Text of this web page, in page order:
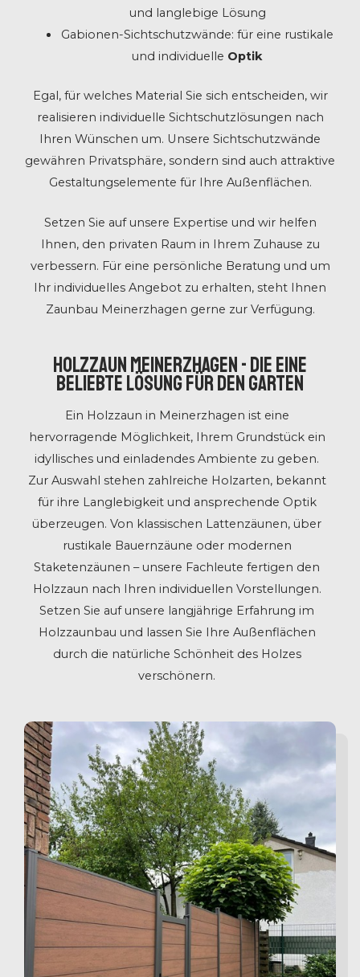
und langlebige Lösung
Gabionen-Sichtschutzwände: für eine rustikale
und individuelle Optik
Egal, für welches Material Sie sich entscheiden, wir
realisieren individuelle Sichtschutzlösungen nach
Ihren Wünschen um. Unsere Sichtschutzwände
gewähren Privatsphäre, sondern sind auch attraktive
Gestaltungselemente für Ihre Außenflächen.
Setzen Sie auf unsere Expertise und wir helfen
Ihnen, den privaten Raum in Ihrem Zuhause zu
verbessern. Für eine persönliche Beratung und um
Ihr individuelles Angebot zu erhalten, steht Ihnen
Zaunbau Meinerzhagen gerne zur Verfügung.
Holzzaun Meinerzhagen - Die eine
beliebte Lösung für den Garten
Ein Holzzaun in Meinerzhagen ist eine
hervorragende Möglichkeit, Ihrem Grundstück ein
idyllisches und einladendes Ambiente zu geben.
Zur Auswahl stehen zahlreiche Holzarten, bekannt
für ihre Langlebigkeit und ansprechende Optik
überzeugen. Von klassischen Lattenzäunen, über
rustikale Bauernzäune oder modernen
Staketenzäunen – unsere Fachleute fertigen den
Holzzaun nach Ihren individuellen Vorstellungen.
Setzen Sie auf unsere langjährige Erfahrung im
Holzzaunbau und lassen Sie Ihre Außenflächen
durch die natürliche Schönheit des Holzes
verschönern.